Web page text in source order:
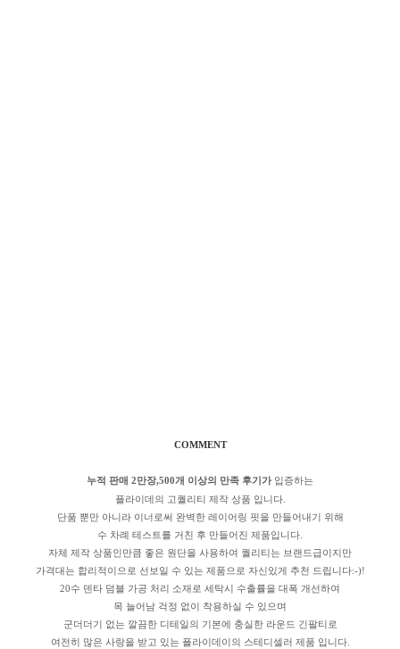
COMMENT
누적 판매 2만장,500개 이상의 만족 후기가 입증하는
플라이데의 고퀄리티 제작 상품 입니다.
단품 뿐만 아니라 이너로써 완벽한 레이어링 핏을 만들어내기 위해
수 차례 테스트를 거친 후 만들어진 제품입니다.
자체 제작 상품인만큼 좋은 원단을 사용하여 퀄리티는 브랜드급이지만
가격대는 합리적이으로 선보일 수 있는 제품으로 자신있게 추천 드립니다:-)!
20수 덴타 덤블 가공 처리 소재로 세탁시 수출률을 대폭 개선하여
목 늘어남 걱정 없이 착용하실 수 있으며
군더더기 없는 깔끔한 디테일의 기본에 충실한 라운드 긴팔티로
여전히 많은 사랑을 받고 있는 플라이데이의 스테디셀러 제품 입니다.